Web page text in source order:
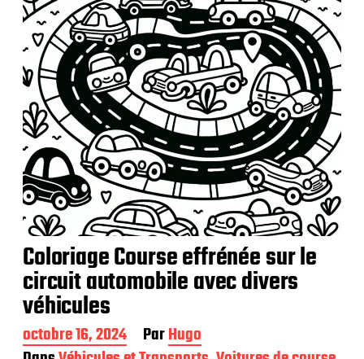
Coloriage Course effrénée sur le
circuit automobile avec divers
véhicules
D
a
octobre 16, 2024 ParHugo